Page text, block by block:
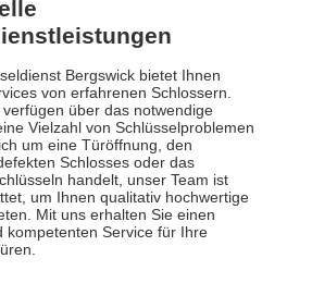
Bergswick bietet Ihnen
von erfahrenen Schlossern.
über das notwendige
Vielzahl von Schlüsselproblemen
um eine Türöffnung, den
Schlosses oder das
handelt, unser Team ist
um Ihnen qualitativ hochwertige
Mit uns erhalten Sie einen
kompetenten Service für Ihre